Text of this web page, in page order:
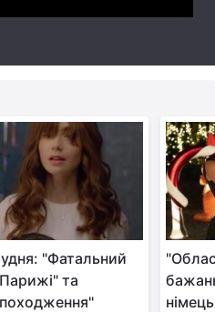
"Фатальний
та